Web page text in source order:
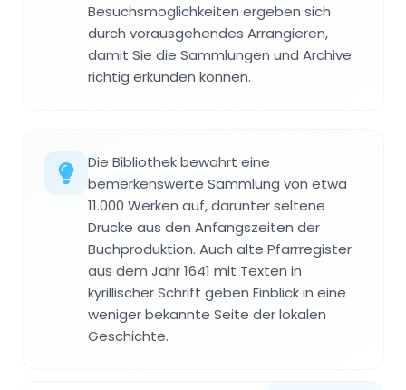
Besuchsmoglichkeiten ergeben sich
durch vorausgehendes Arrangieren,
damit Sie die Sammlungen und Archive
richtig erkunden konnen.
Die Bibliothek bewahrt eine
bemerkenswerte Sammlung von etwa
11.000 Werken auf, darunter seltene
Drucke aus den Anfangszeiten der
Buchproduktion. Auch alte Pfarrregister
aus dem Jahr 1641 mit Texten in
kyrillischer Schrift geben Einblick in eine
weniger bekannte Seite der lokalen
Geschichte.